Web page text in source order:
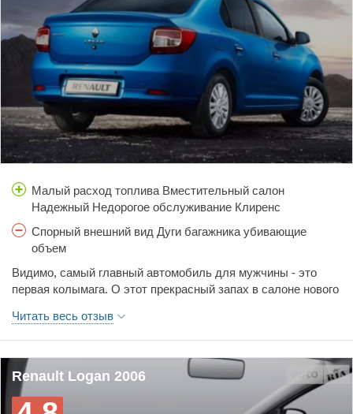
Малый расход топлива Вместительный салон
Надежный Недорогое обслуживание Клиренс
Спорный внешний вид Дуги багажника убивающие
объем
Видимо, самый главный автомобиль для мужчины - это
первая колымага. О этот прекрасный запах в салоне нового
внешний вид в силу своей страшности (брутальности, вот
оно правильное определение)))) запоминающийся навсегда.
Вряд ли в последние лет 10 выпускали более уродскую
(брутальную) машину. Но как она светился на солнце это
цвет G61 - ярко голубой. Песня черт побери. В этот
миниавтобус можно было загрузить 8 молодых людей
Читать весь отзыв
Renault Logan 2006